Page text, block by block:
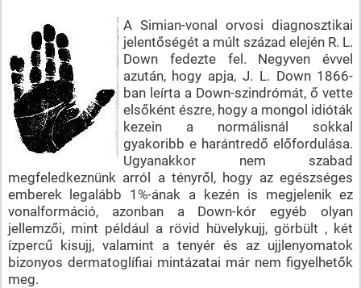
A Simian-vonal orvosi diagnosztikai
jelentőségét a múlt század elején R. L.
Down fedezte fel. Negyven évvel
azután, hogy apja, J. L. Down 1866-
ban leírta a Down-szindrómát, ő vette
elsőként észre, hogy a mongol idióták
kezein a normálisnál sokkal
gyakoribb e harántredő előfordulása.
Ugyanakkor nem szabad
megfeledkeznünk arról a tényről, hogy az egészséges
emberek legalább 1%-ának a kezén is megjelenik ez
vonalformáció, azonban a Down-kór egyéb olyan
jellemzői, mint például a rövid hüvelykujj, görbült , két
ízpercű kisujj, valamint a tenyér és az ujjlenyomatok
bizonyos dermatoglífiai mintázatai már nem figyelhetők
meg.